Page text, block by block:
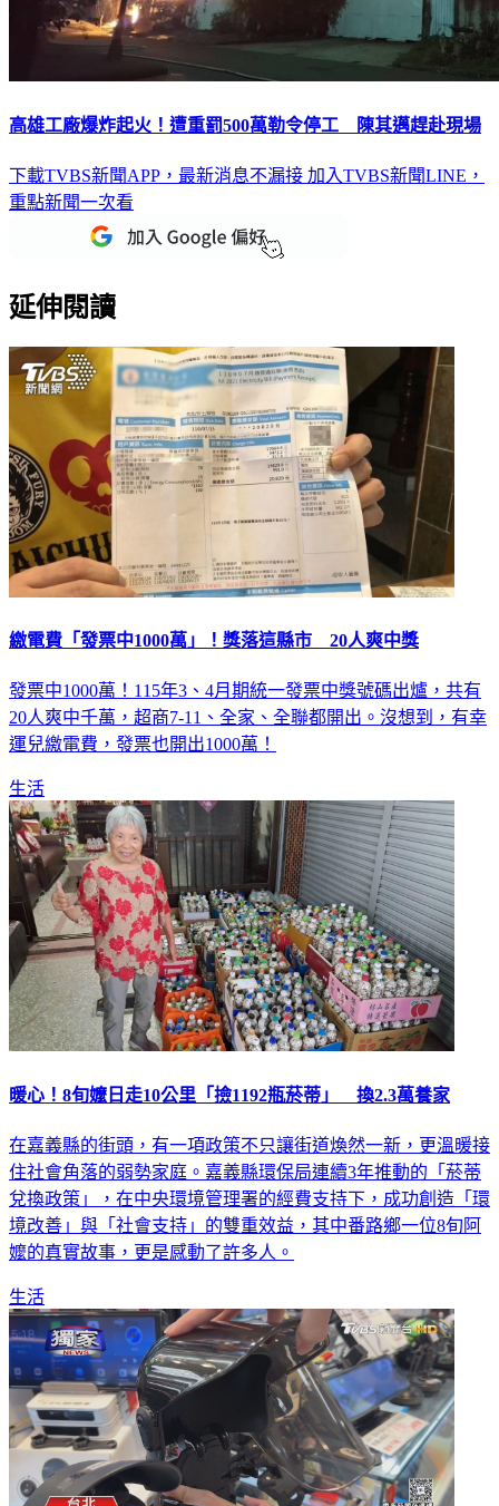
高雄工廠爆炸起火！遭重罰500萬勒令停工 陳其邁趕赴現場
下載TVBS新聞APP，最新消息不漏接 加入TVBS新聞LINE，
重點新聞一次看
延伸閱讀
繳電費「發票中1000萬」！獎落這縣市 20人爽中獎
發票中1000萬！115年3、4月期統一發票中獎號碼出爐，共有
20人爽中千萬，超商7-11、全家、全聯都開出。沒想到，有幸
運兒繳電費，發票也開出1000萬！
生活
暖心！8旬嬤日走10公里「撿1192瓶菸蒂」 換2.3萬養家
在嘉義縣的街頭，有一項政策不只讓街道煥然一新，更溫暖接
住社會角落的弱勢家庭。嘉義縣環保局連續3年推動的「菸蒂
兌換政策」，在中央環境管理署的經費支持下，成功創造「環
境改善」與「社會支持」的雙重效益，其中番路鄉一位8旬阿
嬤的真實故事，更是感動了許多人。
生活